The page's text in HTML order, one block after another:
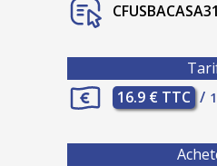
16.9 € TTC /